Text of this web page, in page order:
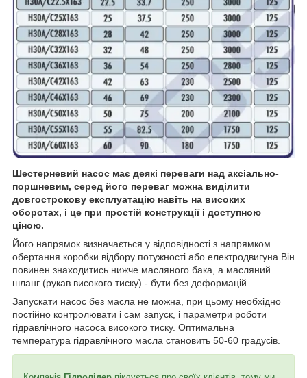
Шестерневий насос має деякі переваги над аксіально-
поршневим, серед його переваг можна виділити
довгострокову експлуатацію навіть на високих
оборотах, і це при простій конструкції і доступною
ціною.
Його напрямок визначається у відповідності з напрямком
обертання коробки відбору потужності або електродвигуна.Він
повинен знаходитись нижче масляного бака, а масляний
шланг (рукав високого тиску) - бути без деформацій.
Запускати насос без масла не можна, при цьому необхідно
постійно контролювати і сам запуск, і параметри роботи
гідравлічного насоса високого тиску. Оптимальна
температура гідравлічного масла становить 50-60 градусів.